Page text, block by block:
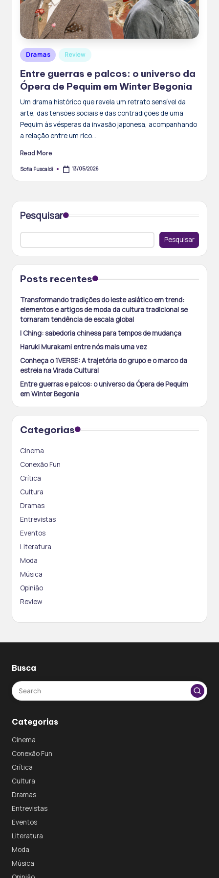
Posted
in
Dramas Review
Entre guerras e palcos: o universo da
Ópera de Pequim em Winter Begonia
Um drama histórico que revela um retrato sensível da
arte, das tensões sociais e das contradições de uma
Pequim às vésperas da invasão japonesa, acompanhando
a relação entre um rico…
Read More
Posted
Sofia Fuscaldi 13/05/2026
Pesquisar
Pesquisar
Posts recentes
Transformando tradições do leste asiático em trend:
elementos e artigos de moda da cultura tradicional se
tornaram tendência de escala global
I Ching: sabedoria chinesa para tempos de mudança
Haruki Murakami entre nós mais uma vez
Conheça o 1VERSE: A trajetória do grupo e o marco da
estreia na Virada Cultural
Entre guerras e palcos: o universo da Ópera de Pequim
em Winter Begonia
Categorias
Cinema
Conexão Fun
Crítica
Cultura
Dramas
Entrevistas
Eventos
Literatura
Moda
Música
Opinião
Review
Busca
Categorias
Cinema
Conexão Fun
Crítica
Cultura
Dramas
Entrevistas
Eventos
Literatura
Moda
Música